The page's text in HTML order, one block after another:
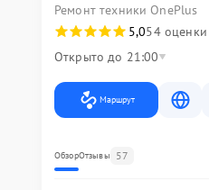
Ремонт техники OnePlus
5,054 оценки
Открыто до 21:00
Маршрут
ОбзорОтзывы 57